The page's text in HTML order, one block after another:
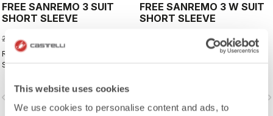
This website uses cookies
We use cookies to personalise content and ads, to
FREE SANREMO 3 SUIT
SHORT SLEEVE
229,95 €
Revolutionizing our iconic Free
Sanremo Suit. Groundbreaking aero
engineered ribbed fabric on the
sleeves.
FREE SANREMO 3 W SUIT
SHORT SLEEVE
187,50 €
Revolutionizing our iconic Free